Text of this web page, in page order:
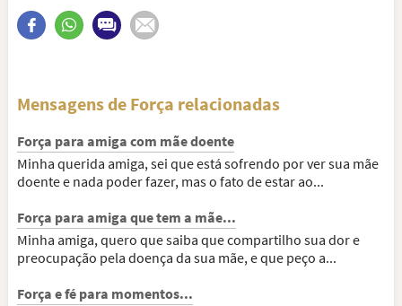
Mensagens de Força relacionadas
Força para amiga com mãe doente
Minha querida amiga, sei que está sofrendo por ver sua mãe
doente e nada poder fazer, mas o fato de estar ao...
Força para amiga que tem a mãe...
Minha amiga, quero que saiba que compartilho sua dor e
preocupação pela doença da sua mãe, e que peço a...
Força e fé para momentos...